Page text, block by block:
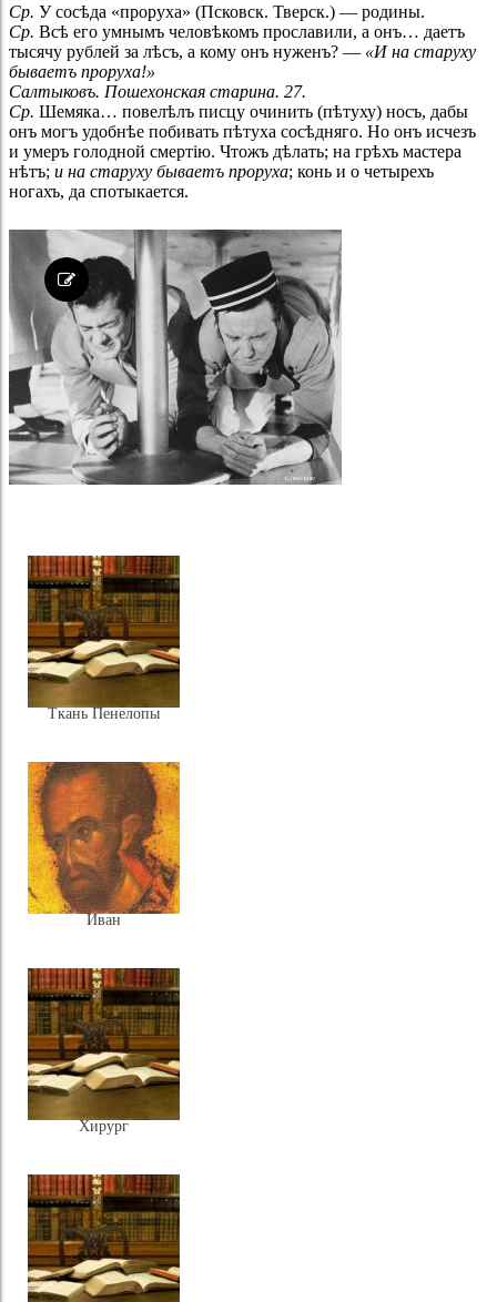
Ср. У сосѣда «проруха» (Псковск. Тверск.) — родины.
Ср. Всѣ его умнымъ человѣкомъ прославили, а онъ… даетъ
тысячу рублей за лѣсъ, а кому онъ нуженъ? — «И на старуху
бываетъ проруха!»
Салтыковъ. Пошехонская старина. 27.
Ср. Шемяка… повелѣлъ писцу очинить (пѣтуху) носъ, дабы
онъ могъ удобнѣе побивать пѣтуха сосѣдняго. Но онъ исчезъ
и умеръ голодной смертію. Чтожъ дѣлать; на грѣхъ мастера
нѣтъ; и на старуху бываетъ проруха; конь и о четырехъ
ногахъ, да спотыкается.
Ткань Пенелопы
Иван
Хирург